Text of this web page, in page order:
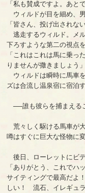
「私も賛成ですよ。あと
ウィルドが目を細め、
「皆さん、投げ出されな
逃走するウィルド。メ
下ろすような第二の視点を
「これはこれは馬に乗っ
りませんが撒きましょう」
ウィルドは瞬時に馬車
ズは合流し温泉宿に宿泊す
──誰も彼らを捕まえる
荒々しく駆ける馬車が
噂はすぐに巨大な怪物に
後日、ローレットにビ
「ありがとう、これでハ
サイティングで最高だ
しい！ 流石、イレギュラ